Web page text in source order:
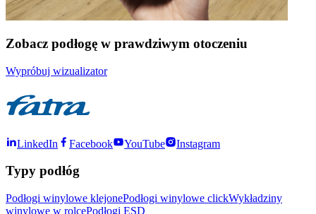
Zobacz podłogę w prawdziwym otoczeniu
Wypróbuj wizualizator
LinkedIn Facebook YouTube Instagram
Typy podłóg
Podłogi winylowe klejonePodłogi winylowe clickWykładziny
winylowe w rolcePodłogi ESD